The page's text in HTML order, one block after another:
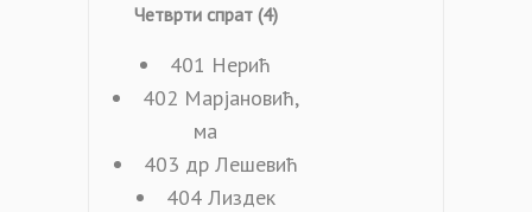
Четврти спрат (4)
401 Нерић
402 Марјановић,
ма
403 др Лешевић
404 Лиздек